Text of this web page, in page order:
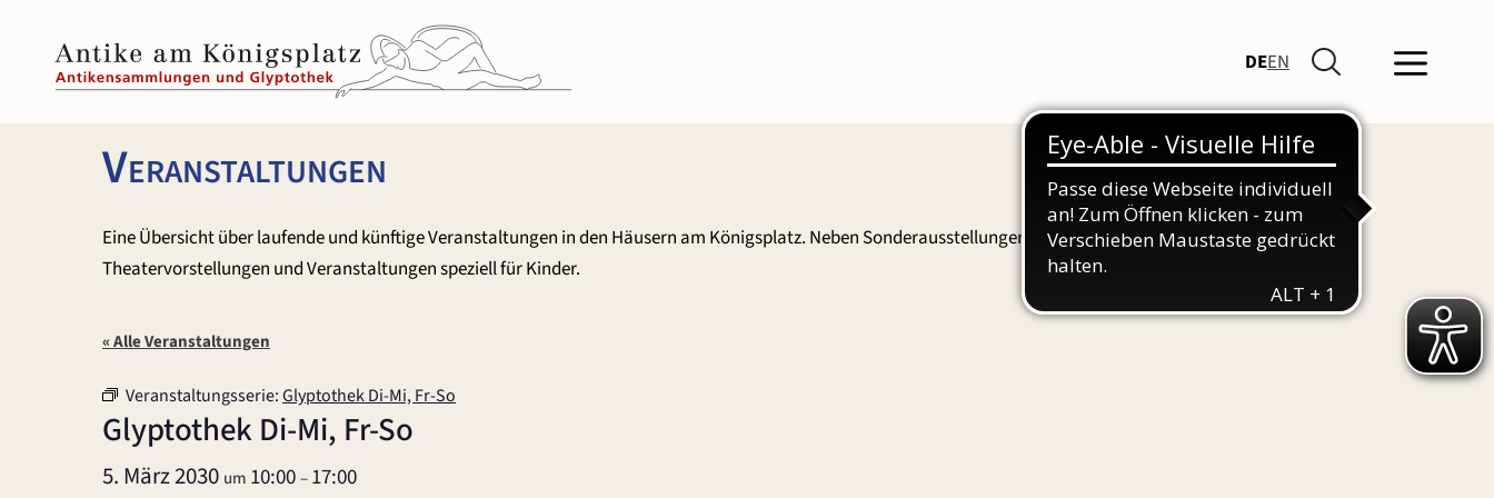
springen
DEEN
Veranstaltungen
Eine Übersicht über laufende und künftige Veranstaltungen in den Häusern am Königsplatz. Neben Sonderausstellungen und Führungen finden Sie hier auch
Theatervorstellungen und Veranstaltungen speziell für Kinder.
« Alle Veranstaltungen
Veranstaltungsserie:Glyptothek Di-Mi, Fr-So
Glyptothek Di-Mi, Fr-So
5. März 2030 um 10:00–17:00